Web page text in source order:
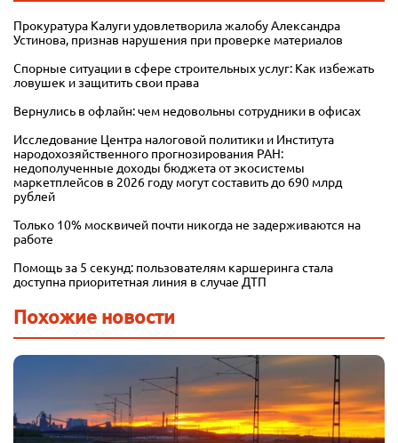
Прокуратура Калуги удовлетворила жалобу Александра
Устинова, признав нарушения при проверке материалов
Спорные ситуации в сфере строительных услуг: Как избежать
ловушек и защитить свои права
Вернулись в офлайн: чем недовольны сотрудники в офисах
Исследование Центра налоговой политики и Института
народохозяйственного прогнозирования РАН:
недополученные доходы бюджета от экосистемы
маркетплейсов в 2026 году могут составить до 690 млрд
рублей
Только 10% москвичей почти никогда не задерживаются на
работе
Помощь за 5 секунд: пользователям каршеринга стала
доступна приоритетная линия в случае ДТП
Похожие новости